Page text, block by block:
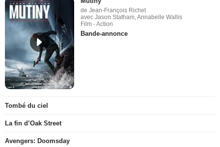
de Jean-François Richet
avec Jason Statham, Annabelle Wallis
Film - Action
Bande-annonce
Tombé du ciel
La fin d’Oak Street
Avengers: Doomsday